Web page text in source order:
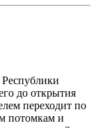
Республики
до открытия
переходит по
потомкам и